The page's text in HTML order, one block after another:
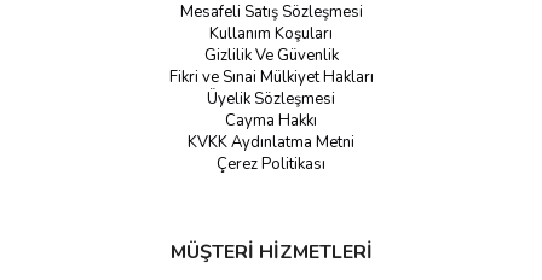
Mesafeli Satış Sözleşmesi
Kullanım Koşuları
Gizlilik Ve Güvenlik
Fikri ve Sınai Mülkiyet Hakları
Üyelik Sözleşmesi
Cayma Hakkı
KVKK Aydınlatma Metni
Çerez Politikası
MÜŞTERİ HİZMETLERİ